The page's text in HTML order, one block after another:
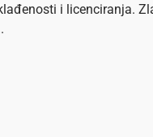
i licenciranja.